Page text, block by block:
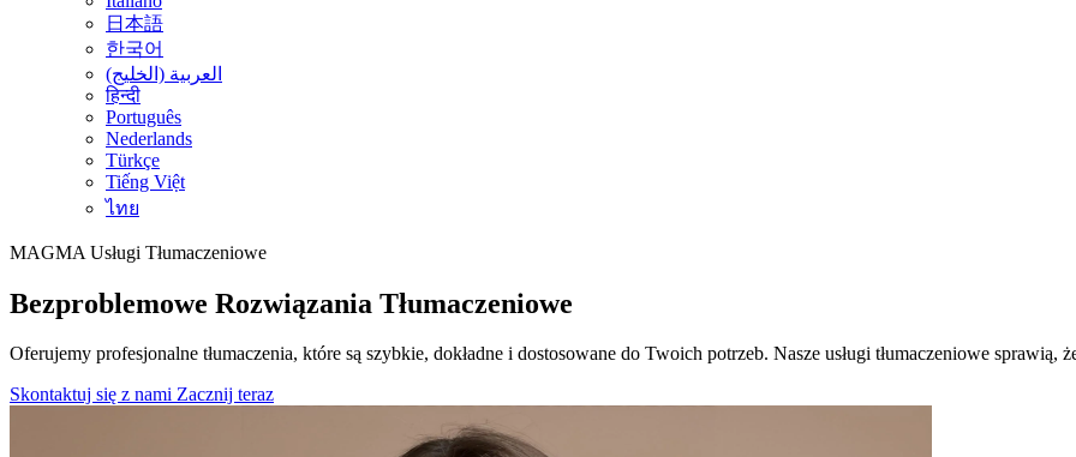
日本語
한국어
العربية (الخليج)
हिन्दी
Português
Nederlands
Türkçe
Tiếng Việt
ไทย
MAGMA Usługi Tłumaczeniowe
Bezproblemowe Rozwiązania Tłumaczeniowe
Oferujemy profesjonalne tłumaczenia, które są szybkie, dokładne i dostosowane do Twoich potrzeb. Nasze usługi tłumaczeniowe
Skontaktuj się z nami Zacznij teraz